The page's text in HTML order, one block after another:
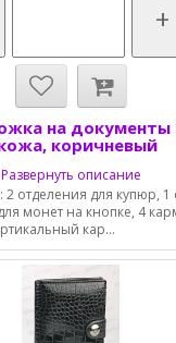
+
на документы
коричневый
Развернуть описание
отделения для купюр, 1
монет на кнопке, 4
кар...